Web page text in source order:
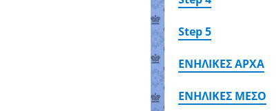
Step 5
ΕΝΗΛΙΚΕΣ ΑΡΧΑ
ΕΝΗΛΙΚΕΣ ΜΕΣΟ